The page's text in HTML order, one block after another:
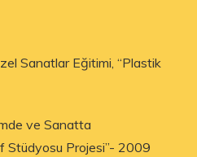
Sanatlar Eğitimi, “Plastik
ve Sanatta
Stüdyosu Projesi”- 2009